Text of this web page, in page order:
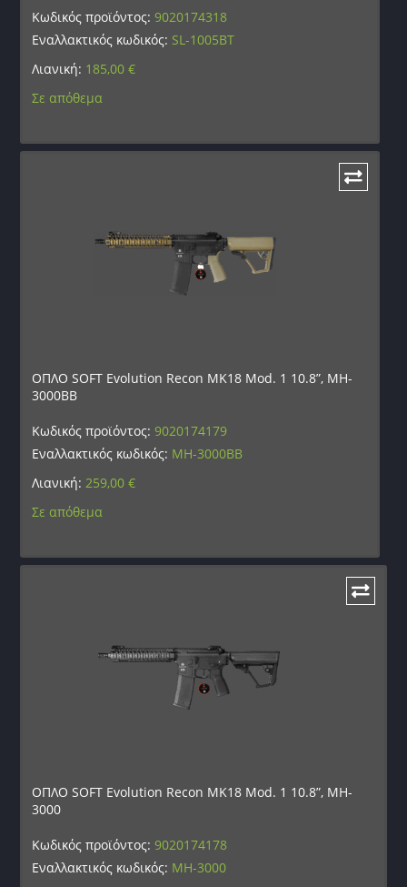
Κωδικός προϊόντος:9020174318
Εναλλακτικός κωδικός: SL-1005BT
Λιανική: 185,00€
Σε απόθεμα
ΟΠΛΟ SOFT Evolution Recon MK18 Mod. 1 10.8”, MH-
3000BB
Κωδικός προϊόντος:9020174179
Εναλλακτικός κωδικός: MH-3000BB
Λιανική:259,00€
Σε απόθεμα
ΟΠΛΟ SOFT Evolution Recon MK18 Mod. 1 10.8”, MH-
3000
Κωδικός προϊόντος:9020174178
Εναλλακτικός κωδικός: MH-3000